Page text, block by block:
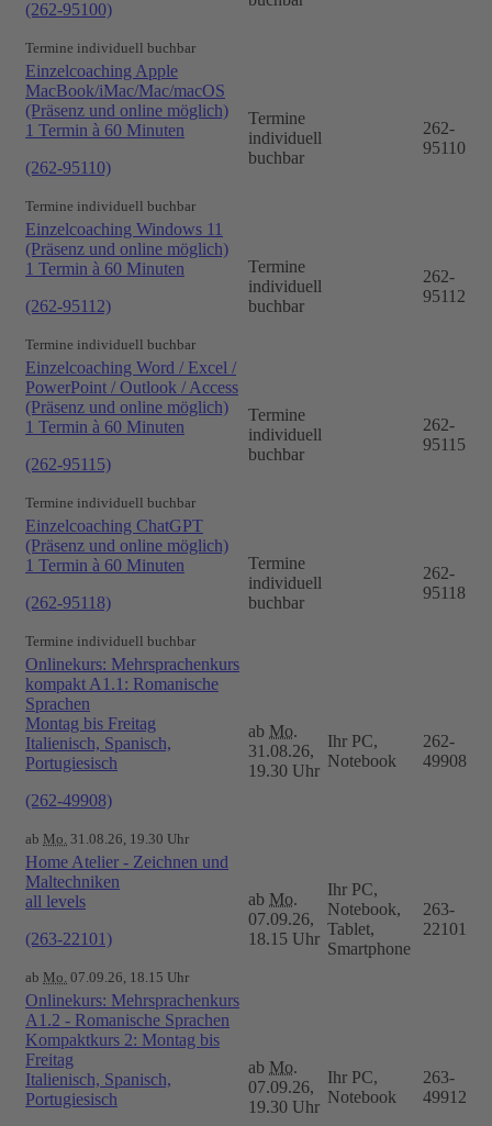
(262-95100)
Termine individuell buchbar
Einzelcoaching Apple
MacBook/iMac/Mac/macOS
(Präsenz und online möglich)
1 Termin à 60 Minuten
(262-95110)
Termine individuell buchbar
Termine
individuell
buchbar
262-
95110
Einzelcoaching Windows 11
(Präsenz und online möglich)
1 Termin à 60 Minuten
(262-95112)
Termine individuell buchbar
Termine
individuell
buchbar
262-
95112
Einzelcoaching Word / Excel /
PowerPoint / Outlook / Access
(Präsenz und online möglich)
1 Termin à 60 Minuten
(262-95115)
Termine individuell buchbar
Termine
individuell
buchbar
262-
95115
Einzelcoaching ChatGPT
(Präsenz und online möglich)
1 Termin à 60 Minuten
(262-95118)
Termine individuell buchbar
Termine
individuell
buchbar
262-
95118
Onlinekurs: Mehrsprachenkurs
kompakt A1.1: Romanische
Sprachen
Montag bis Freitag
Italienisch, Spanisch,
Portugiesisch
(262-49908)
ab Mo. 31.08.26, 19.30 Uhr
ab Mo.
31.08.26,
19.30 Uhr
Ihr PC,
Notebook
262-
49908
Home Atelier - Zeichnen und
Maltechniken
all levels
(263-22101)
ab Mo. 07.09.26, 18.15 Uhr
ab Mo.
07.09.26,
18.15 Uhr
Ihr PC,
Notebook,
Tablet,
Smartphone
263-
22101
Onlinekurs: Mehrsprachenkurs
A1.2 - Romanische Sprachen
Kompaktkurs 2: Montag bis
Freitag
Italienisch, Spanisch,
Portugiesisch
ab Mo.
07.09.26,
19.30 Uhr
Ihr PC,
Notebook
263-
49912